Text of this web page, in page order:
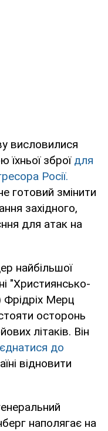
висловилися
їхньої зброї для
Росії.
змінити
західного,
для атак на
найбільшої
"Християнсько-
Мерц
осторонь
літаків. Він
до
відновити
наполягає на